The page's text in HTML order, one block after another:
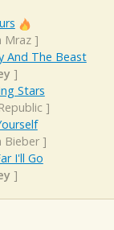
Mraz]
And The Beast
]
Stars
]
Bieber]
I'll Go
]